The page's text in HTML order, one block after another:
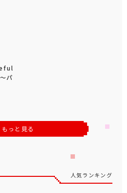
パ
もっと見る
人気ランキング